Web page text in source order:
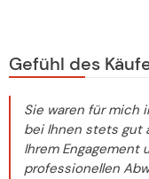
Gefühl des
Sie waren für mich
bei Ihnen stets gut
Ihrem Engagement
professionellen